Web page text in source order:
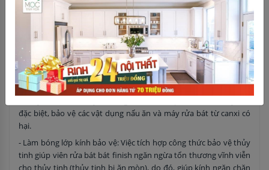
- Làm sạch: viên rửa bát bát finish FINISH all in one chứa các
thành phần hoạt tính cao giúp loại bỏ ngay cả các vết bẩn cứng
đầu nhất một cách nhanh chóng và triệt để – cho một kết quả
làm sạch tuyệt vời.
- Rửa: Viên rửa bát bát finish dạng nén hoạt động tự động trợ
giúp quá trình rửa tổng hợp, đảm bảo độ sáng bóng nguyên bản
trên thủy tinh, tách bộ đồ ăn khỏi vết bẩn.
đặc biệt, bảo vệ các vật dụng nấu ăn và máy rửa bát từ canxi có
hại.
- Làm bóng lớp kính bảo vệ: Việc tích hợp công thức bảo vệ thủy
tinh giúp viên rửa bát bát finish ngăn ngừa tổn thương vĩnh viễn
cho thủy tinh (thủy tinh bị ăn mòn), do đó, giúp kính ngăn chặn